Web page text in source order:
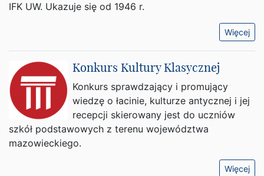
IFK UW. Ukazuje się od 1946 r.
Więcej
Konkurs Kultury Klasycznej
Konkurs sprawdzający i promujący
wiedzę o łacinie, kulturze antycznej i jej
recepcji skierowany jest do uczniów
szkół podstawowych z terenu województwa
mazowieckiego.
Więcej